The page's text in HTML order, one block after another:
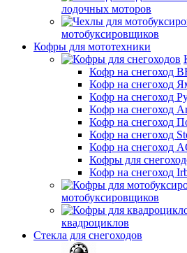
лодочных моторов
мотобуксировщиков
Кофры для мототехники
Кофр на снегоход
Кофр на снегоход
Кофр на снегоход
Кофр на снегоход
Кофр на снегоход
Кофр на снегоход
Кофр на снегоход
Кофры для
Кофр на снегоход
мотобуксировщиков
квадроциклов
Стекла для снегоходов